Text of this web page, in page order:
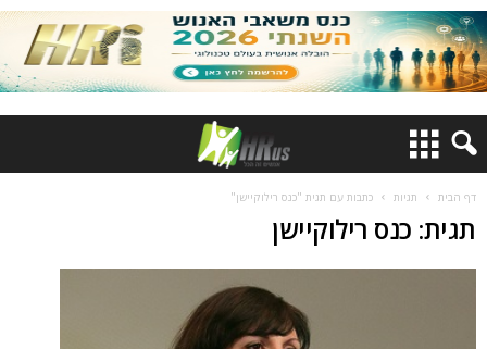
דף הבית תגיות כתבות עם תגית "כנס רילוקיישן"
תגית: כנס רילוקיישן